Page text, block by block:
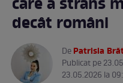
care a strâns
decât români
DePatrisia
Publicat pe
23.05.2026 la